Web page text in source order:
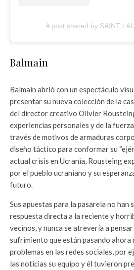
A post shared by SAINT
Balmain
Balmain abrió con un espectáculo
presentar su nueva colección de la
del director creativo Olivier
experiencias personales y de la
través de motivos de armaduras
diseño táctico para conformar su
actual crisis en Ucrania, Rousteing
por el pueblo ucraniano y su
futuro.
Sus apuestas para la pasarela no han
respuesta directa a la reciente y
vecinos, y nunca se atrevería a
sufrimiento que están pasando ahora
problemas en las redes sociales, por
las noticias su equipo y él tuvieron